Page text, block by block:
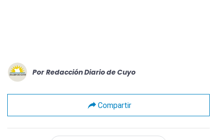
Por Redacción Diario de Cuyo
Compartir